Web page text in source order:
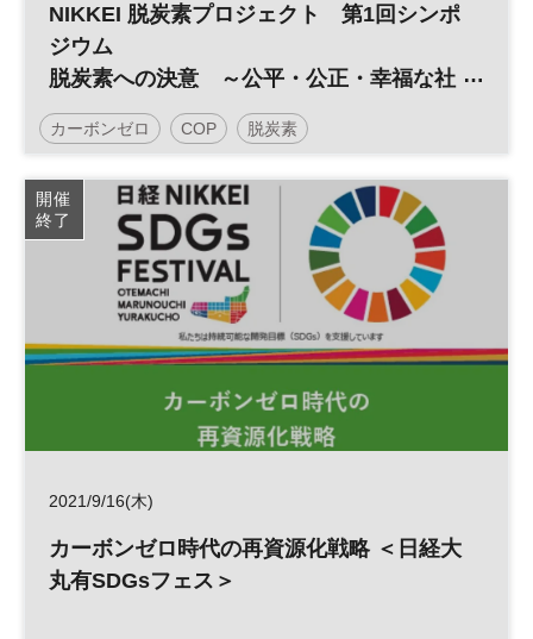
NIKKEI 脱炭素プロジェクト 第1回シンポ
ジウム
脱炭素への決意 ～公平・公正・幸福な社
会を目指して～
カーボンゼロ COP 脱炭素
カーボンニュートラル
参加無料
開催
終了
2021/9/16(木)
カーボンゼロ時代の再資源化戦略 ＜日経大
丸有SDGsフェス＞